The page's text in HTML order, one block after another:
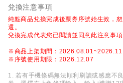
兌換注意事項
純點商品兌換完成後票券序號始生效，
還。
兌換完成代表您已閱讀並同意此注意事項
※商品上架期間：
※序號使用期限：2026.12.07
1. 若有手機條碼無法順利刷讀或感應不